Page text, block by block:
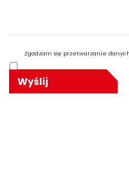
Zgadzam się przetwarzanie